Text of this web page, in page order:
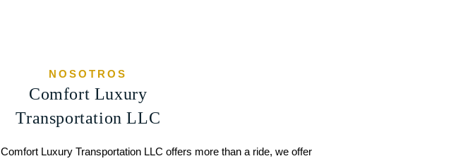
NOSOTROS
Comfort Luxury
Transportation LLC
Comfort Luxury Transportation LLC offers more than a ride, we offer